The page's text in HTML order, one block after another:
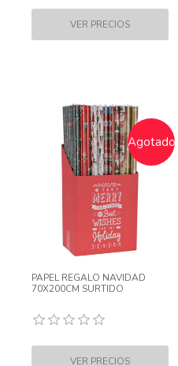
Agotado
PAPEL REGALO NAVIDAD
70X200CM SURTIDO